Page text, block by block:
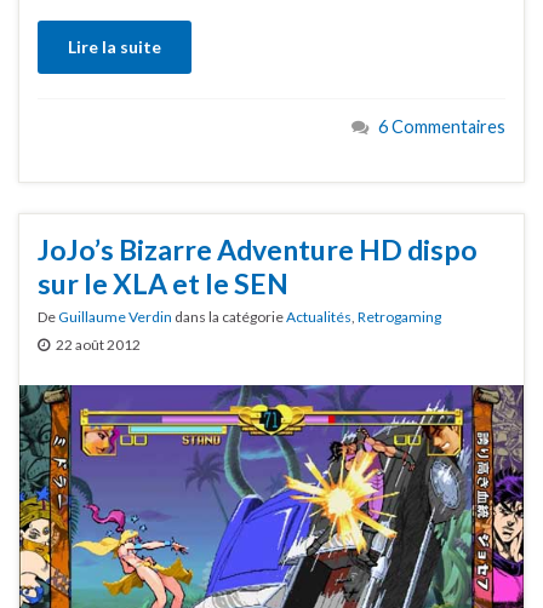
Lire la suite
6 Commentaires
JoJo’s Bizarre Adventure HD dispo
sur le XLA et le SEN
DeGuillaume Verdin dans la catégorieActualités Retrogaming
22 août 2012